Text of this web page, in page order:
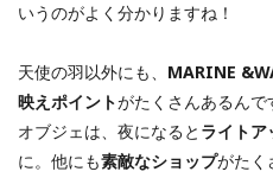
いうのがよく分かりますね！
天使の羽以外にも、 MARINE
映えポイントがたくさんあるん
オブジェは、夜になると ライトア
に。他にも素敵なショップがたく